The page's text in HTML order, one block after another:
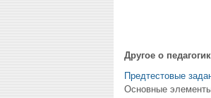
Другое о
Предтестовые
Основные